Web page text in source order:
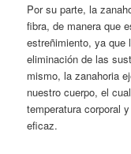
Por su parte, la
fibra, de manera que
estreñimiento, ya que
eliminación de las
mismo, la zanahoria
nuestro cuerpo, el
temperatura corporal
eficaz.